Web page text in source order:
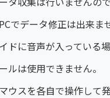
でデータ修正は出来ま
ドに音声が入っている
ルは使用できません。
ウスを各自で操作して